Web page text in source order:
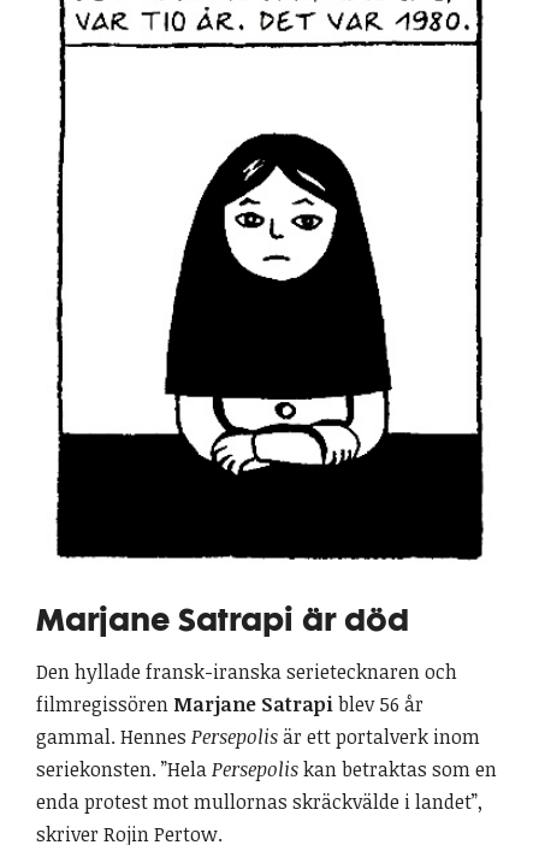
Marjane Satrapi är död
Den hyllade fransk-iranska serietecknaren och
filmregissören Marjane Satrapiblev 56 år
gammal. Hennes Persepolisär ett portalverk inom
seriekonsten. ”HelaPersepoliskan betraktas som en
enda protest mot mullornas skräckvälde i landet”,
skriver Rojin Pertow.